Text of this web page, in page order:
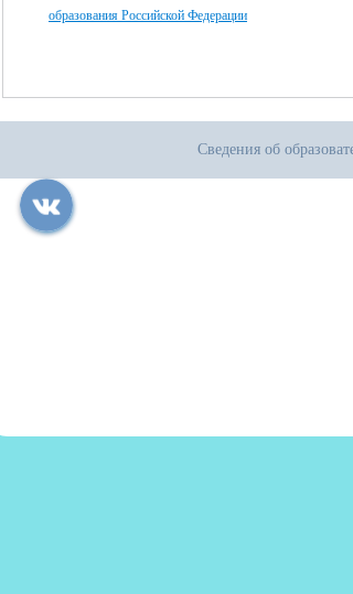
образования Российской Федерации
Сведения об